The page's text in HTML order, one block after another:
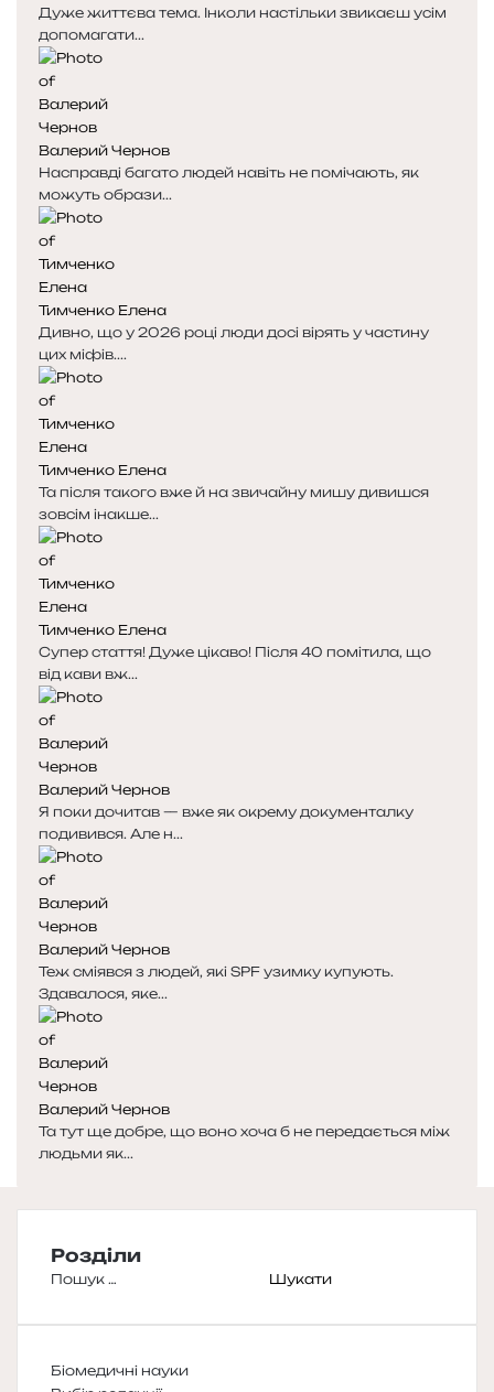
Дуже життєва тема. Інколи настільки звикаєш усім
допомагати...
Валерий Чернов
Насправді багато людей навіть не помічають, як
можуть образи...
Тимченко Елена
Дивно, що у 2026 році люди досі вірять у частину
цих міфів....
Тимченко Елена
Та після такого вже й на звичайну мишу дивишся
зовсім інакше...
Тимченко Елена
Супер стаття! Дуже цікаво! Після 40 помітила, що
від кави вж...
Валерий Чернов
Я поки дочитав — вже як окрему документалку
подивився. Але н...
Валерий Чернов
Теж сміявся з людей, які SPF узимку купують.
Здавалося, яке...
Валерий Чернов
Та тут ще добре, що воно хоча б не передається між
людьми як...
Розділи
Пошук:
Біомедичні науки